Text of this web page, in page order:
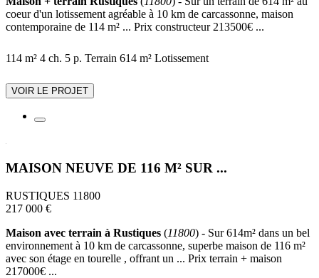
coeur d'un lotissement agréable à 10 km de carcassonne, maison
contemporaine de 114 m² ... Prix constructeur 213500€ ...
114 m² 4 ch. 5 p. Terrain 614 m² Lotissement
VOIR LE PROJET
MAISON NEUVE DE 116 M² SUR ...
RUSTIQUES 11800
217 000 €
Maison avec terrain à Rustiques (11800) - Sur 614m² dans un bel
environnement à 10 km de carcassonne, superbe maison de 116 m²
avec son étage en tourelle , offrant un ... Prix terrain + maison
217000€ ...